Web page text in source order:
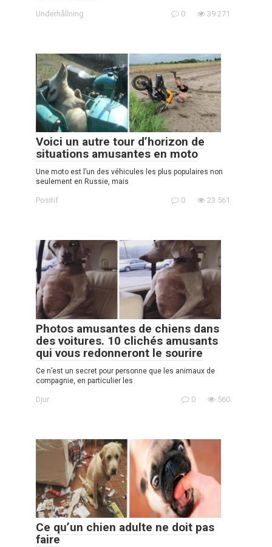
Underhållning 0 39 271
Voici un autre tour d’horizon de
situations amusantes en moto
Une moto est l’un des véhicules les plus populaires non
seulement en Russie, mais
Positif 0 23 561
Photos amusantes de chiens dans
des voitures. 10 clichés amusants
qui vous redonneront le sourire
Ce n’est un secret pour personne que les animaux de
compagnie, en particulier les
Djur 0 560
Ce qu’un chien adulte ne doit pas
faire